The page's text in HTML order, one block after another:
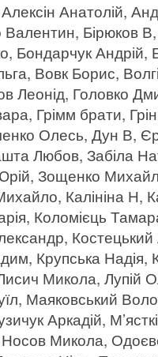
Анатолій,
Валентин, Бірюков
Бондарчук
Вовк Борис,
Леонід, Головко
Грімм брати,
Олесь, Дун В,
Любов, Забіла
Зощенко
Калініна Н,
Коломієць
Крупська Надія,
Микола, Лупій
Маяковський
Аркадій,
Носов Микола,